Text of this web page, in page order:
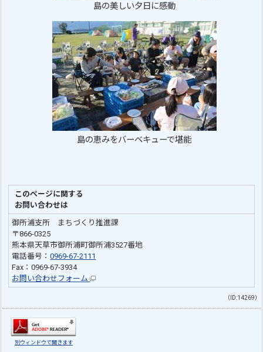
島の美しい夕日に感動
島の恵みをバーベキューで堪能
このページに関する
お問い合わせは
御所浦支所 まちづくり推進課
〒866-0325
熊本県天草市御所浦町御所浦3527番地
電話番号：0969-67-2111
Fax：0969-67-3934
お問い合わせフォーム
（ID:14269）
別ウィンドウで開きます